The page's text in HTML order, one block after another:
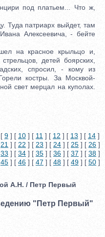
под платьем... Что ж,
патриарх выйдет, там
Алексеевича, - бейте
на красное крыльцо и,
детей боярских,
спросил, - кому из
костры. За Москвой-
свет мерцал на куполах.
9 ] [ 10 ] [ 11 ] [ 12 ] [ 13 ] [ 14 ]
21 ] [ 22 ] [ 23 ] [ 24 ] [ 25 ] [ 26 ]
33 ] [ 34 ] [ 35 ] [ 36 ] [ 37 ] [ 38 ]
45 ] [ 46 ] [ 47 ] [ 48 ] [ 49 ] [ 50 ]
А.Н. / Петр Первый
"Петр Первый"